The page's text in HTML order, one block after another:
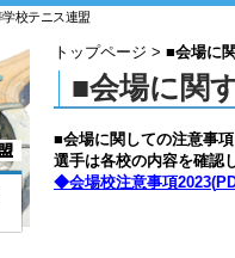
校テニス連盟
トップページ > ■会場に
■会場に関
■会場に関しての注意事項
選手は各校の内容を確認
◆会場校注意事項2023(